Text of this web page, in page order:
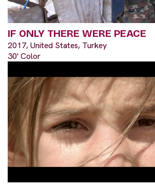
IF ONLY THERE WERE PEACE
2017, United States, Turkey
30' Color